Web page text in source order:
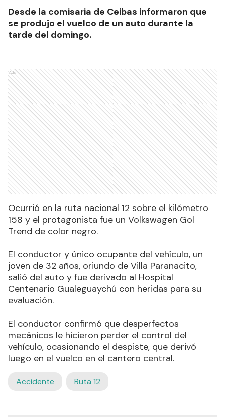
Desde la comisaria de Ceibas informaron que
se produjo el vuelco de un auto durante la
tarde del domingo.
Ads
Ocurrió en la ruta nacional 12 sobre el kilómetro
158 y el protagonista fue un Volkswagen Gol
Trend de color negro.
El conductor y único ocupante del vehículo, un
joven de 32 años, oriundo de Villa Paranacito,
salió del auto y fue derivado al Hospital
Centenario Gualeguaychú con heridas para su
evaluación.
El conductor confirmó que desperfectos
mecánicos le hicieron perder el control del
vehículo, ocasionando el despiste, que derivó
luego en el vuelco en el cantero central.
Accidente Ruta 12